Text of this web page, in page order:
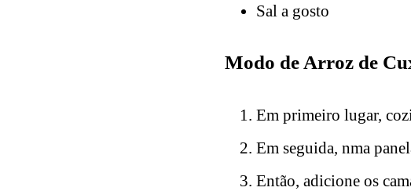
Sal a gosto
Modo de Arroz de
Em primeiro lugar,
Em seguida, nma
Então, adicione os